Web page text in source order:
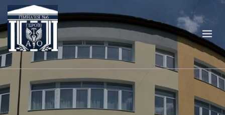
Skip
to
content